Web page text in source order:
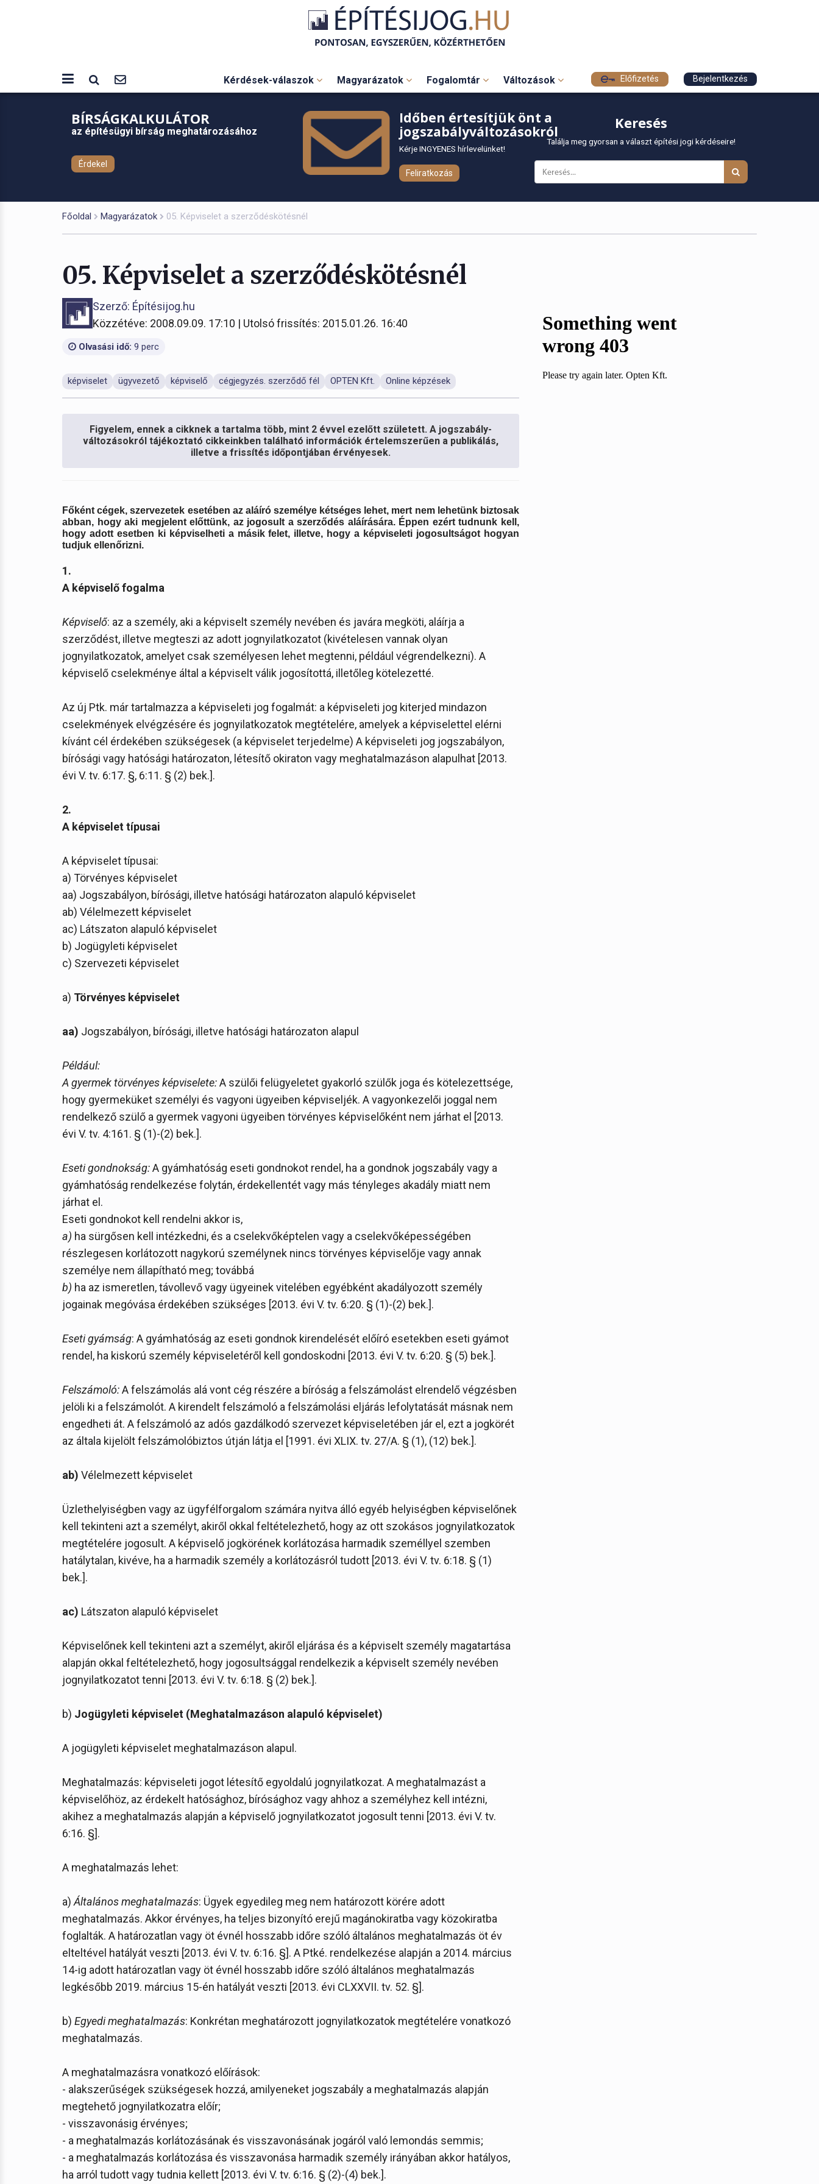
Kérdések-válaszok Magyarázatok Fogalomtár Változások Előfizetés Bejelentkezés
BÍRSÁGKALKULÁTOR
az építésügyi bírság meghatározásához
Érdekel
Időben értesítjük önt a
jogszabályváltozásokról
Kérje INGYENES hírlevelünket!
Feliratkozás
Keresés
Találja meg gyorsan a választ építési jogi kérdéseire!
Főoldal Magyarázatok 05. Képviselet a szerződéskötésnél
05. Képviselet a szerződéskötésnél
Szerző: Építésijog.hu
Közzétéve: 2008.09.09. 17:10 | Utolsó frissítés: 2015.01.26. 16:40
Olvasási idő: 9 perc
képviselet ügyvezető képviselő cégjegyzés. szerződő fél OPTEN Kft. Online képzések
Figyelem, ennek a cikknek a tartalma több, mint 2 évvel ezelőtt született. A jogszabály-
változásokról tájékoztató cikkeinkben található információk értelemszerűen a publikálás,
illetve a frissítés időpontjában érvényesek.
Főként cégek, szervezetek esetében az aláíró személye kétséges lehet, mert nem lehetünk biztosak
abban, hogy aki megjelent előttünk, az jogosult a szerződés aláírására. Éppen ezért tudnunk kell,
hogy adott esetben ki képviselheti a másik felet, illetve, hogy a képviseleti jogosultságot hogyan
tudjuk ellenőrizni.
1.
A képviselő fogalma
Képviselő: az a személy, aki a képviselt személy nevében és javára megköti, aláírja a
szerződést, illetve megteszi az adott jognyilatkozatot (kivételesen vannak olyan
jognyilatkozatok, amelyet csak személyesen lehet megtenni, például végrendelkezni). A
képviselő cselekménye által a képviselt válik jogosítottá, illetőleg kötelezetté.
Az új Ptk. már tartalmazza a képviseleti jog fogalmát: a képviseleti jog kiterjed mindazon
cselekmények elvégzésére és jognyilatkozatok megtételére, amelyek a képviselettel elérni
kívánt cél érdekében szükségesek (a képviselet terjedelme) A képviseleti jog jogszabályon,
bírósági vagy hatósági határozaton, létesítő okiraton vagy meghatalmazáson alapulhat [2013.
évi V. tv. 6:17. §, 6:11. § (2) bek.].
2.
A képviselet típusai
A képviselet típusai:
a) Törvényes képviselet
aa) Jogszabályon, bírósági, illetve hatósági határozaton alapuló képviselet
ab) Vélelmezett képviselet
ac) Látszaton alapuló képviselet
b) Jogügyleti képviselet
c) Szervezeti képviselet
a) Törvényes képviselet
aa) Jogszabályon, bírósági, illetve hatósági határozaton alapul
Például:
A gyermek törvényes képviselete:A szülői felügyeletet gyakorló szülők joga és kötelezettsége,
hogy gyermeküket személyi és vagyoni ügyeiben képviseljék. A vagyonkezelői joggal nem
rendelkező szülő a gyermek vagyoni ügyeiben törvényes képviselőként nem járhat el [2013.
évi V. tv. 4:161. § (1)-(2) bek.].
Eseti gondnokság:A gyámhatóság eseti gondnokot rendel, ha a gondnok jogszabály vagy a
gyámhatóság rendelkezése folytán, érdekellentét vagy más tényleges akadály miatt nem
járhat el.
Eseti gondnokot kell rendelni akkor is,
a) ha sürgősen kell intézkedni, és a cselekvőképtelen vagy a cselekvőképességében
részlegesen korlátozott nagykorú személynek nincs törvényes képviselője vagy annak
személye nem állapítható meg; továbbá
b) ha az ismeretlen, távollevő vagy ügyeinek vitelében egyébként akadályozott személy
jogainak megóvása érdekében szükséges [2013. évi V. tv. 6:20. § (1)-(2) bek.].
Eseti gyámság: A gyámhatóság az eseti gondnok kirendelését előíró esetekben eseti gyámot
rendel, ha kiskorú személy képviseletéről kell gondoskodni [2013. évi V. tv. 6:20. § (5) bek.].
Felszámoló:A felszámolás alá vont cég részére a bíróság a felszámolást elrendelő végzésben
jelöli ki a felszámolót. A kirendelt felszámoló a felszámolási eljárás lefolytatását másnak nem
engedheti át. A felszámoló az adós gazdálkodó szervezet képviseletében jár el, ezt a jogkörét
az általa kijelölt felszámolóbiztos útján látja el [1991. évi XLIX. tv. 27/A. § (1), (12) bek.].
ab) Vélelmezett képviselet
Üzlethelyiségben vagy az ügyfélforgalom számára nyitva álló egyéb helyiségben képviselőnek
kell tekinteni azt a személyt, akiről okkal feltételezhető, hogy az ott szokásos jognyilatkozatok
megtételére jogosult. A képviselő jogkörének korlátozása harmadik személlyel szemben
hatálytalan, kivéve, ha a harmadik személy a korlátozásról tudott [2013. évi V. tv. 6:18. § (1)
bek.].
ac) Látszaton alapuló képviselet
Képviselőnek kell tekinteni azt a személyt, akiről eljárása és a képviselt személy magatartása
alapján okkal feltételezhető, hogy jogosultsággal rendelkezik a képviselt személy nevében
jognyilatkozatot tenni [2013. évi V. tv. 6:18. § (2) bek.].
b) Jogügyleti képviselet (Meghatalmazáson alapuló képviselet)
A jogügyleti képviselet meghatalmazáson alapul.
Meghatalmazás: képviseleti jogot létesítő egyoldalú jognyilatkozat. A meghatalmazást a
képviselőhöz, az érdekelt hatósághoz, bírósághoz vagy ahhoz a személyhez kell intézni,
akihez a meghatalmazás alapján a képviselő jognyilatkozatot jogosult tenni [2013. évi V. tv.
6:16. §].
A meghatalmazás lehet:
a) Általános meghatalmazás: Ügyek egyedileg meg nem határozott körére adott
meghatalmazás. Akkor érvényes, ha teljes bizonyító erejű magánokiratba vagy közokiratba
foglalták. A határozatlan vagy öt évnél hosszabb időre szóló általános meghatalmazás öt év
elteltével hatályát veszti [2013. évi V. tv. 6:16. §]. A Ptké. rendelkezése alapján a 2014. március
14-ig adott határozatlan vagy öt évnél hosszabb időre szóló általános meghatalmazás
legkésőbb 2019. március 15-én hatályát veszti [2013. évi CLXXVII. tv. 52. §].
b) Egyedi meghatalmazás: Konkrétan meghatározott jognyilatkozatok megtételére vonatkozó
meghatalmazás.
A meghatalmazásra vonatkozó előírások:
- alakszerűségek szükségesek hozzá, amilyeneket jogszabály a meghatalmazás alapján
megtehető jognyilatkozatra előír;
- visszavonásig érvényes;
- a meghatalmazás korlátozásának és visszavonásának jogáról való lemondás semmis;
- a meghatalmazás korlátozása és visszavonása harmadik személy irányában akkor hatályos,
ha arról tudott vagy tudnia kellett [2013. évi V. tv. 6:16. § (2)-(4) bek.].